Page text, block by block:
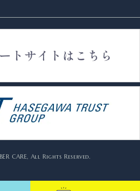
CARE, All Rights Reserved.